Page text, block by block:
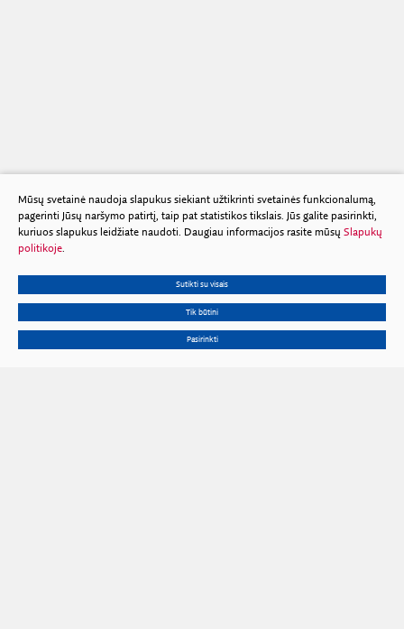
Mūsų svetainė naudoja slapukus siekiant užtikrinti svetainės funkcionalumą,
pagerinti Jūsų naršymo patirtį, taip pat statistikos tikslais. Jūs galite pasirinkti,
kuriuos slapukus leidžiate naudoti. Daugiau informacijos rasite mūsų Slapukų
politikoje.
Sutikti su visais
Tik būtini
Pasirinkti